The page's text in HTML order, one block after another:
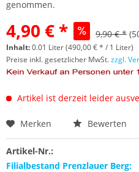
genommen.
4,90 € * 9,90 € *
Inhalt:0.01 Liter (490,00 € * / 1 Liter)
Preise inkl. gesetzlicher MwSt.zzgl.
Artikel ist derzeit leider
Merken Bewerten
Artikel-Nr.:
Filialbestand Prenzlauer Berg: